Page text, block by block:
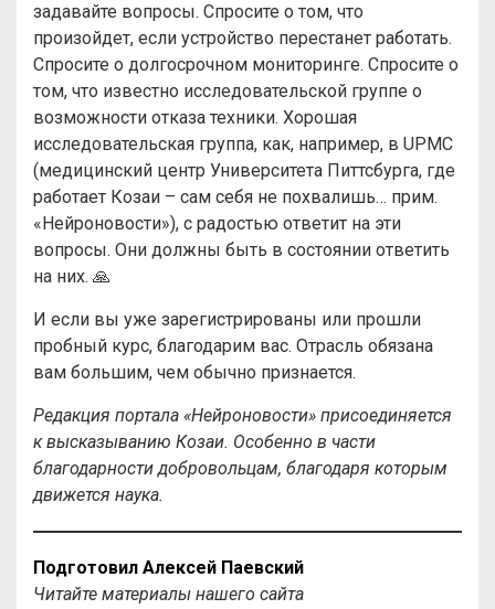
задавайте вопросы. Спросите о том, что
произойдет, если устройство перестанет работать.
Спросите о долгосрочном мониторинге. Спросите о
том, что известно исследовательской группе о
возможности отказа техники. Хорошая
исследовательская группа, как, например, в UPMC
(медицинский центр Университета Питтсбурга, где
работает Козаи – сам себя не похвалишь… прим.
«Нейроновости»), с радостью ответит на эти
вопросы. Они должны быть в состоянии ответить
на них. 🙏
И если вы уже зарегистрированы или прошли
пробный курс, благодарим вас. Отрасль обязана
вам большим, чем обычно признается.
Редакция портала «Нейроновости» присоединяется
к высказыванию Козаи. Особенно в части
благодарности добровольцам, благодаря которым
движется наука.
Подготовил Алексей Паевский
Читайте материалы нашего сайта